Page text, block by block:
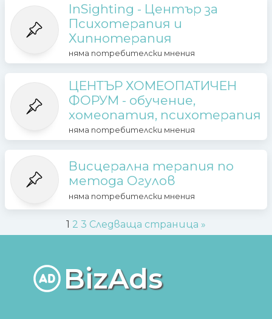
InSighting - Център за
Психотерапия и
Хипнотерапия
няма потребителски мнения
ЦЕНТЪР ХОМЕОПАТИЧЕН
ФОРУМ - обучение,
хомеопатия, психотерапия
няма потребителски мнения
Висцерална терапия по
метода Огулов
няма потребителски мнения
1 2 3 Следваща страница »
BizAds